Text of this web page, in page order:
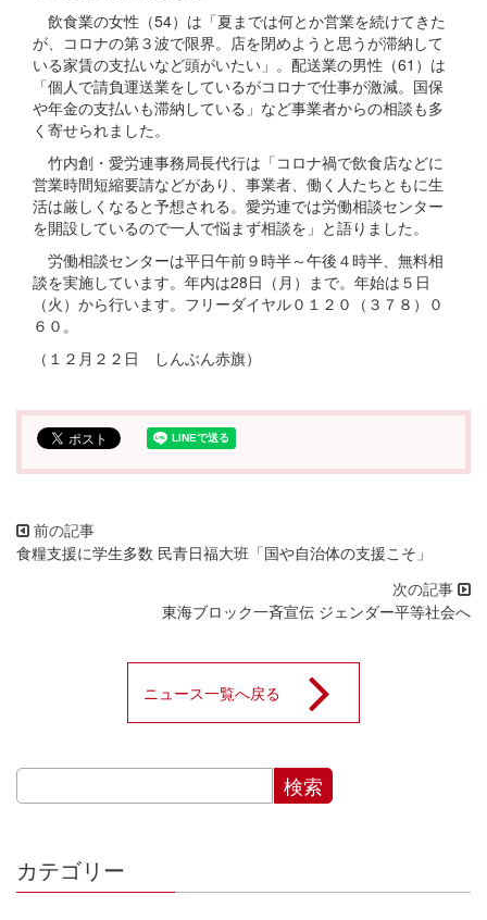
飲食業の女性（54）は「夏までは何とか営業を続けてきた
が、コロナの第３波で限界。店を閉めようと思うが滞納して
いる家賃の支払いなど頭がいたい」。配送業の男性（61）は
「個人で請負運送業をしているがコロナで仕事が激減。国保
や年金の支払いも滞納している」など事業者からの相談も多
く寄せられました。
竹内創・愛労連事務局長代行は「コロナ禍で飲食店などに
営業時間短縮要請などがあり、事業者、働く人たちともに生
活は厳しくなると予想される。愛労連では労働相談センター
を開設しているので一人で悩まず相談を」と語りました。
労働相談センターは平日午前９時半～午後４時半、無料相
談を実施しています。年内は28日（月）まで。年始は５日
（火）から行います。フリーダイヤル０１２０（３７８）０
６０。
（１２月２２日 しんぶん赤旗）
食糧支援に学生多数 民青日福大班「国や自治体の支援こそ」
東海ブロック一斉宣伝 ジェンダー平等社会へ
ニュース一覧へ戻る
カテゴリー